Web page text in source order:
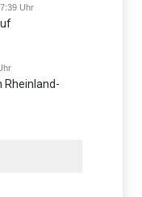
Uhr
Rheinland-